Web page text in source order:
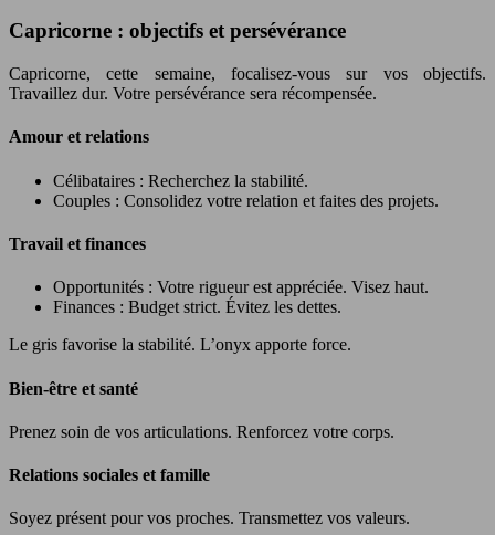
Capricorne : objectifs et persévérance
Capricorne, cette semaine, focalisez-vous sur vos objectifs.
Travaillez dur. Votre persévérance sera récompensée.
Amour et relations
Célibataires : Recherchez la stabilité.
Couples : Consolidez votre relation et faites des projets.
Travail et finances
Opportunités : Votre rigueur est appréciée. Visez haut.
Finances : Budget strict. Évitez les dettes.
Le gris favorise la stabilité. L’onyx apporte force.
Bien-être et santé
Prenez soin de vos articulations. Renforcez votre corps.
Relations sociales et famille
Soyez présent pour vos proches. Transmettez vos valeurs.